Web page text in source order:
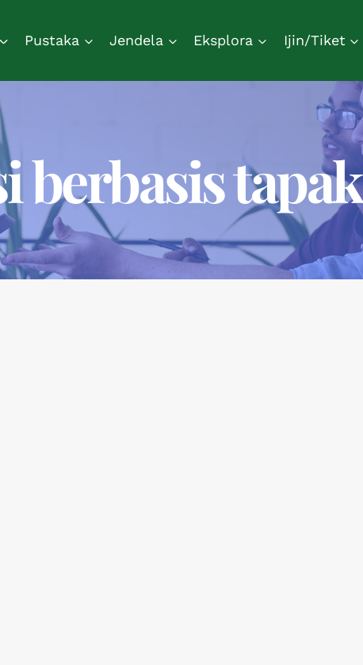
Pustaka Jendela Eksplora Ijin/Tiket
berbasis tapak